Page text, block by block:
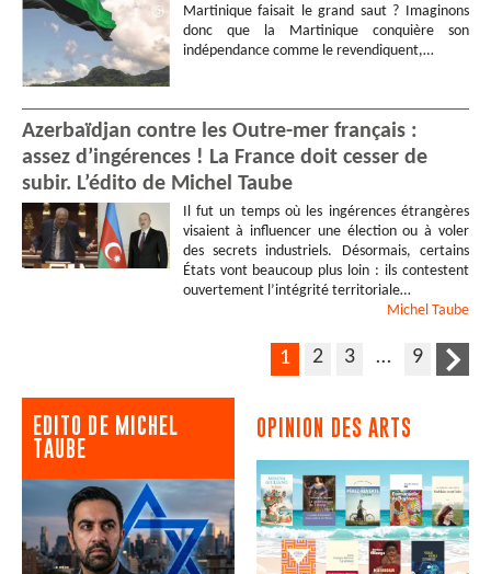
Martinique faisait le grand saut ? Imaginons
donc que la Martinique conquière son
indépendance comme le revendiquent,…
Azerbaïdjan contre les Outre-mer français :
assez d’ingérences ! La France doit cesser de
subir. L’édito de Michel Taube
Il fut un temps où les ingérences étrangères
visaient à influencer une élection ou à voler
des secrets industriels. Désormais, certains
États vont beaucoup plus loin : ils contestent
ouvertement l’intégrité territoriale…
Michel Taube
1 2 3 … 9
EDITO DE MICHEL
TAUBE
OPINION DES ARTS